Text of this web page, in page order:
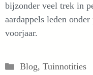
bijzonder veel trek in
aardappels leden
voorjaar.
Categorieën
Blog, Tuinnotities